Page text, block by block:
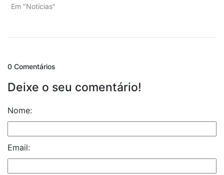
Em "Notícias"
0 Comentários
Deixe o seu comentário!
Nome:
Email: